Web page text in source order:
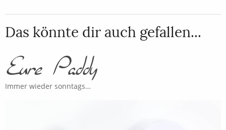
Das könnte dir auch gefallen...
Immer wieder sonntags…